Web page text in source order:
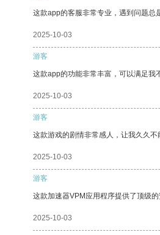
这款app的客服非常专业，遇到问题总
2025-10-03
游客
这款app的功能非常丰富，可以满足我
2025-10-03
游客
这款游戏的剧情非常感人，让我久久不
2025-10-03
游客
这款加速器VPM应用程序提供了顶级的
2025-10-03